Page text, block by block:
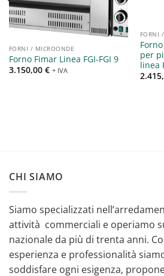
FORNI / MICROONDE
Forno Fimar Linea FGI-FGI 9
3.150,00 € + IVA
FORNI
per
linea
CHI SIAMO
Siamo specializzati
attività commerciali e operiamo
nazionale da più di trenta anni.
esperienza e professionalità
soddisfare ogni esigenza,